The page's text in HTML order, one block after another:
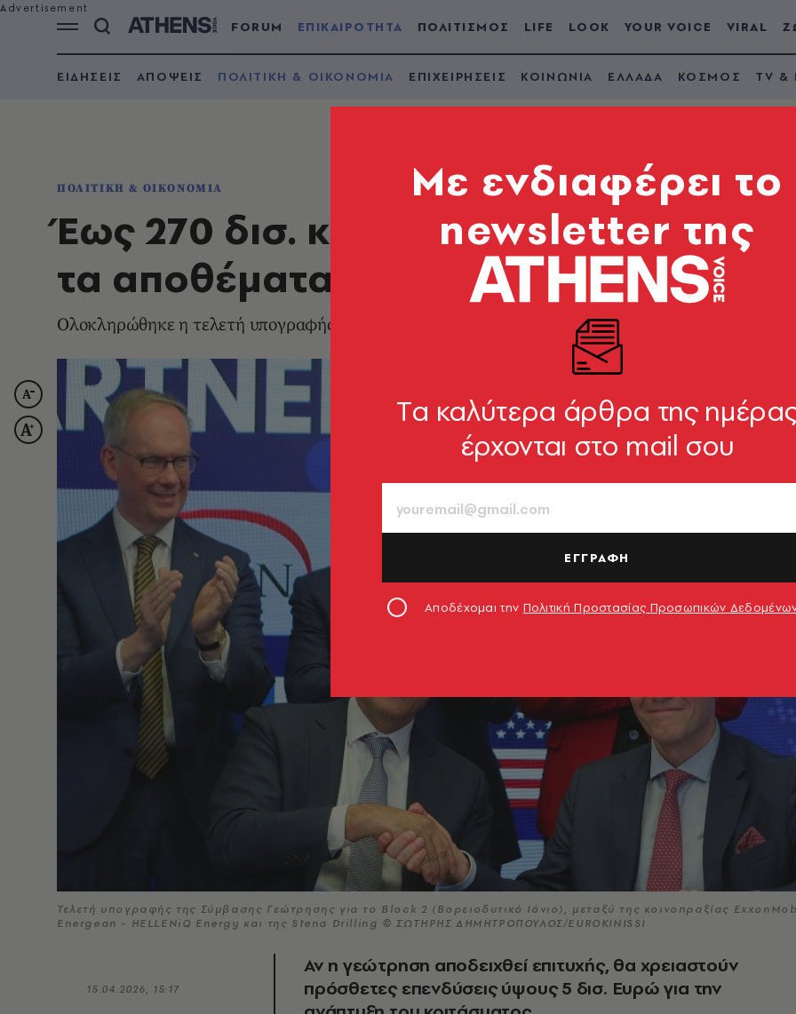
FORUM ΕΠΙΚΑΙΡΟΤΗΤΑ ΠΟΛΙΤΙΣΜΟΣ LIFE LOOK YOUR VOICE VIRAL
ΕΙΔΗΣΕΙΣ ΑΠΟΨΕΙΣ ΠΟΛΙΤΙΚΗ & ΟΙΚΟΝΟΜΙΑ ΕΠΙΧΕΙΡΗΣΕΙΣ ΚΟΙΝΩΝΙΑ ΕΛΛΑΔΑ ΚΟΣΜΟΣ TV &
ΠΟΛΙΤΙΚΗ & ΟΙΚΟΝΟΜΙΑ
Έως 270 δισ. κυβικά μέτρα οι
τα αποθέματα φυσικού αερίου στο
Ολοκληρώθηκε η τελετή υπογραφής της Σύμβασης Γεώτρησης για το Block 2
Τελετή υπογραφής της Σύμβασης Γεώτρησης για το Block 2 (Βορειοδυτικό Ιόνιο), μεταξύ της κοινοπραξίας
Energean - HELLENiQ Energy και της Stena Drilling © ΣΩΤΗΡΗΣ ΔΗΜΗΤΡΟΠΟΥΛΟΣ/EUROKINISSI
15.04.2026, 15:17
Αν η γεώτρηση αποδειχθεί επιτυχής, θα χρειαστούν
πρόσθετες επενδύσεις ύψους 5 δισ. Ευρώ για την
Mε ενδιαφέρει το
newsletter της
Tα καλύτερα άρθρα της
έρχονται στο mail σου
ΕΓΓΡΑΦΗ
Αποδέχομαι την Πολιτική Προστασίας Προσωπικών